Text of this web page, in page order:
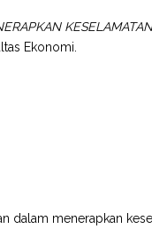
Ekonomi.
dalam menerapkan